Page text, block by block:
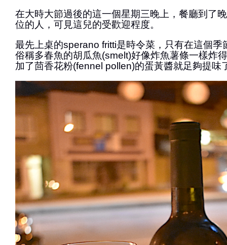
在大時大節過後的這一個星期三晚上，餐廳到了
位的人，可見這兒的受歡迎程度。
最先上桌的sperano fritti是時令菜，只有在這個季
俗稱多春魚的胡瓜魚(smelt)好像炸魚薯條一樣炸
加了茴香花粉(fennel pollen)的蛋黃醬就足夠提味